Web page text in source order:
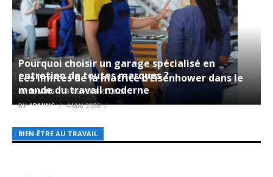
Pourquoi choisir un garage spécialisé en
entretien de toutes marques ?
BYADMIN6 8 NOVEMBRE 2025
BIEN-ÊTRE AU TRAVAIL
Les limites de la matrice d’Eisenhower dans le
monde du travail moderne
BYADMIN6 4 MAI 2026